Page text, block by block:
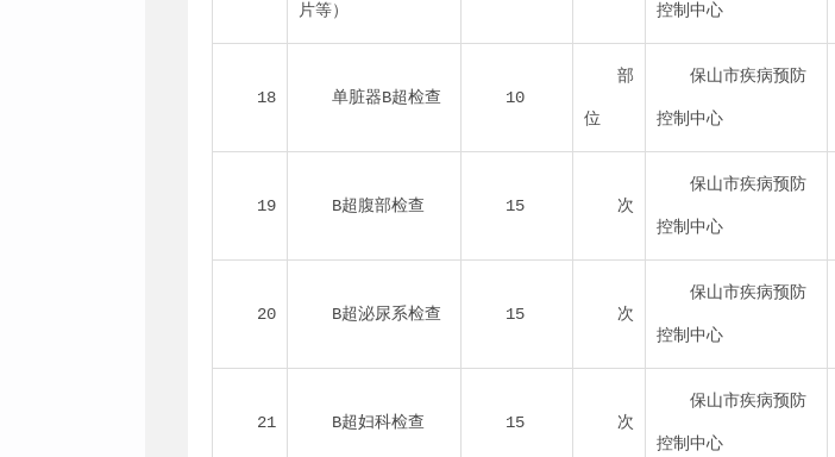
片等） 控制中心
18 单脏器B超检查 10
部
位
保山市疾病预防
控制中心
19 B超腹部检查 15 次
保山市疾病预防
控制中心
20 B超泌尿系检查 15 次
保山市疾病预防
控制中心
21 B超妇科检查 15 次
保山市疾病预防
控制中心